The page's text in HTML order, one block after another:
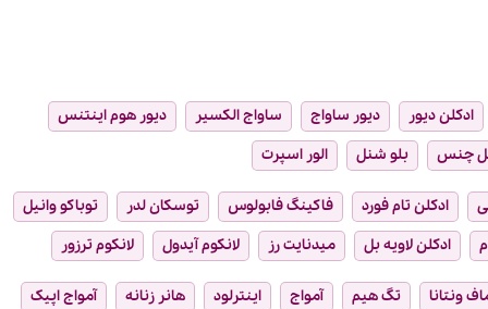
ادکلن دیور دیور ساواج ساواج الکسیر
دیور هوم اینتنس
چنس بلو شنل الور اسپرت
ادکلن تام فورد فاکینگ فابولوس توسکان لدر
توباکو وانیل
ادکلن لاویه بل میدنایت رز لانکوم آیدول لانکوم ترزور
ونتانا تگ هیم آمواج اینترلود هانر زنانه
آمواج اپیک